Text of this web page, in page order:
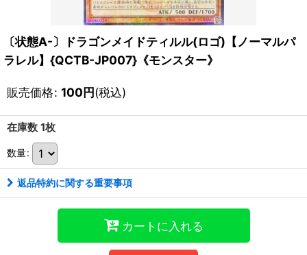
〔状態A-〕ドラゴンメイドティルル(ロゴ)【ノーマルパ
ラレル】{QCTB-JP007}《モンスター》
販売価格: 100円(税込)
在庫数 1枚
数量:
返品特約に関する重要事項
カートに入れる